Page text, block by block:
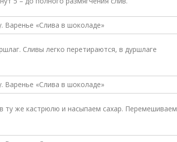
Сливы легко перетираются, в дуршлаге
ту же кастрюлю и насыпаем сахар. Перемешиваем